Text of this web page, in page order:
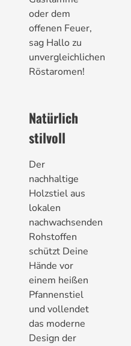
oder dem
offenen Feuer,
sag Hallo zu
unvergleichlichen
Röstaromen!
Natürlich
stilvoll
Der
nachhaltige
Holzstiel aus
lokalen
nachwachsenden
Rohstoffen
schützt Deine
Hände vor
einem heißen
Pfannenstiel
und vollendet
das moderne
Design der